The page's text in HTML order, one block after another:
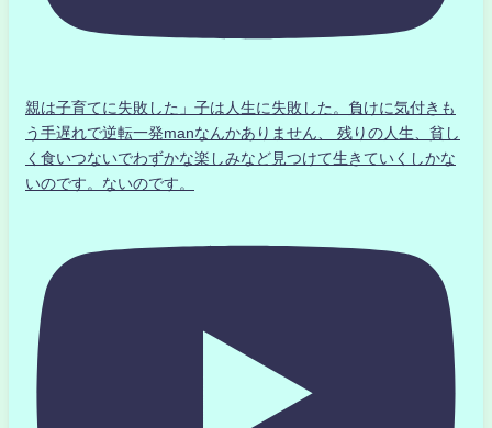
親は子育てに失敗した」子は人生に失敗した。負けに気付きも
う手遅れで逆転一発manなんかありません、 残りの人生、貧し
く食いつないでわずかな楽しみなど見つけて生きていくしかな
いのです。ないのです。